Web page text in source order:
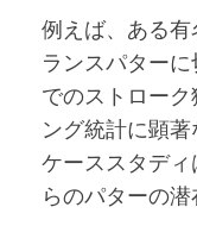
例えば、ある
ランスパター
でのストロー
ング統計に顕
ケーススタデ
らのパターの潜